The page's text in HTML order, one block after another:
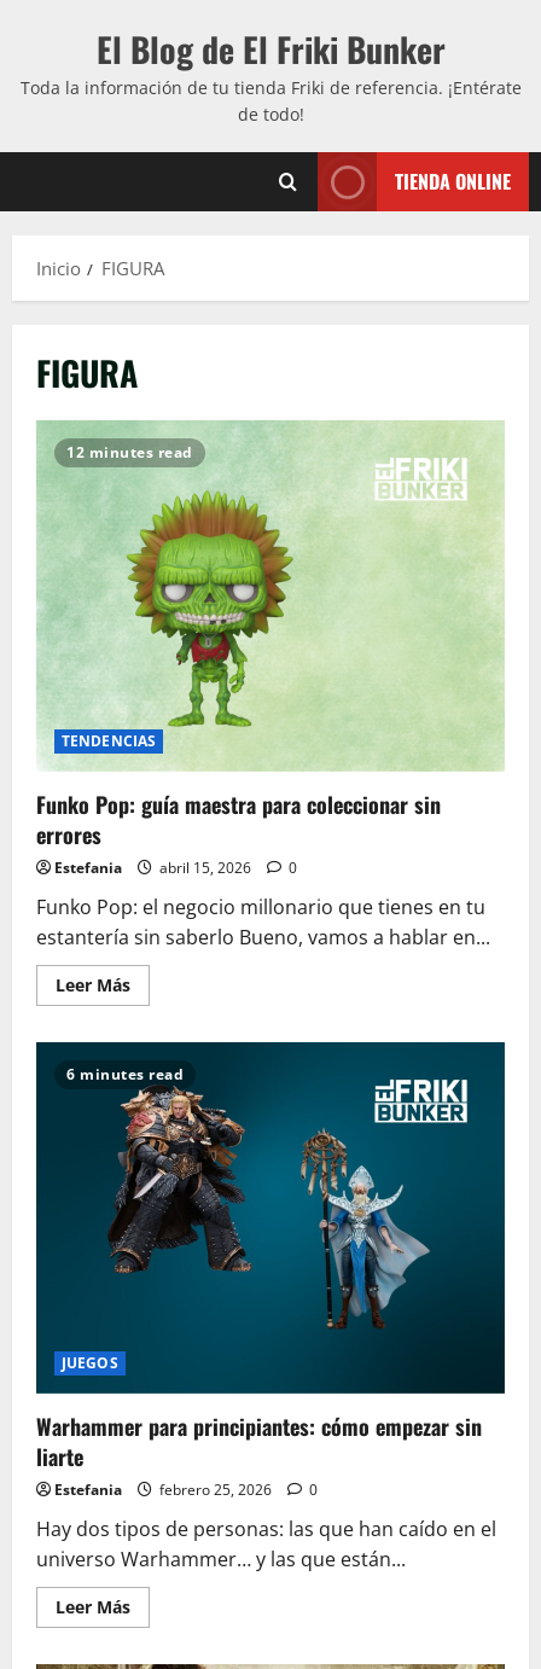
El Blog de El Friki Bunker
Toda la información de tu tienda Friki de referencia. ¡Entérate
de todo!
TIENDA ONLINE
Inicio FIGURA
FIGURA
12 minutes read
TENDENCIAS
Funko Pop: guía maestra para coleccionar sin
errores
Estefania abril 15, 2026 0
Funko Pop: el negocio millonario que tienes en tu
estantería sin saberlo Bueno, vamos a hablar en...
Leer MásLeer
más
Pop:
guía
maestra
para
coleccionar
sin
errores
6 minutes read
JUEGOS
Warhammer para principiantes: cómo empezar sin
liarte
Estefania febrero 25, 2026 0
Hay dos tipos de personas: las que han caído en el
universo Warhammer… y las que están...
Leer MásLeer
más